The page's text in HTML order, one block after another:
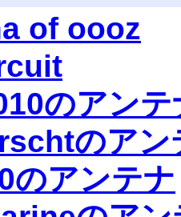
of oooz
のアンテ
のアン
のアンテナ